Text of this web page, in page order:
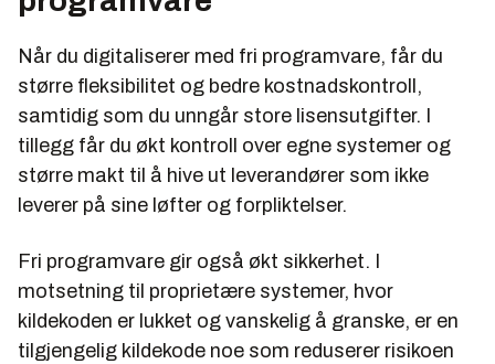
Når du digitaliserer med fri programvare, får du
større fleksibilitet og bedre kostnadskontroll,
samtidig som du unngår store lisensutgifter. I
tillegg får du økt kontroll over egne systemer og
større makt til å hive ut leverandører som ikke
leverer på sine løfter og forpliktelser.
Fri programvare gir også økt sikkerhet. I
motsetning til proprietære systemer, hvor
kildekoden er lukket og vanskelig å granske, er en
tilgjengelig kildekode noe som reduserer risikoen